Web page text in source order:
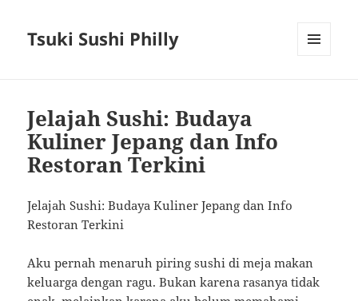
Tsuki Sushi Philly
Jelajah Sushi: Budaya
Kuliner Jepang dan Info
Restoran Terkini
Jelajah Sushi: Budaya Kuliner Jepang dan Info
Restoran Terkini
Aku pernah menaruh piring sushi di meja makan
keluarga dengan ragu. Bukan karena rasanya tidak